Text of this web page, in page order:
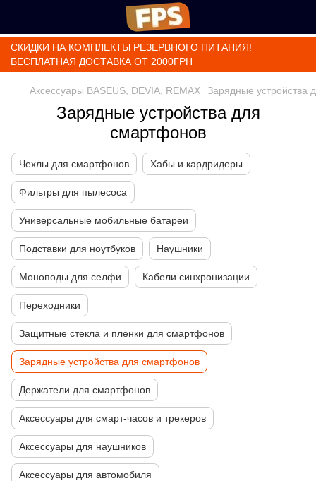
СКИДКИ НА КОМПЛЕКТЫ РЕЗЕРВНОГО ПИТАНИЯ!
БЕСПЛАТНАЯ ДОСТАВКА ОТ 2000ГРН
Аксессуары BASEUS, DEVIA, REMAX Зарядные устройства
Зарядные устройства для
смартфонов
Чехлы для смартфонов Хабы и кардридеры
Фильтры для пылесоса
Универсальные мобильные батареи
Подставки для ноутбуков Наушники
Моноподы для селфи Кабели синхронизации
Переходники
Защитные стекла и пленки для смартфонов
Зарядные устройства для смартфонов
Держатели для смартфонов
Аксессуары для смарт-часов и трекеров
Аксессуары для наушников
Аксессуары для автомобиля